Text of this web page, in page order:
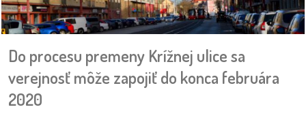
Do procesu premeny Krížnej ulice sa
verejnosť môže zapojiť do konca februára
2020